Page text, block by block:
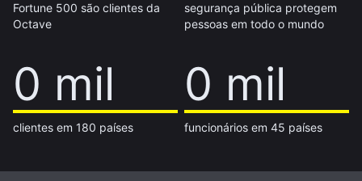
Fortune 500 são clientes da
Octave
segurança pública protegem
pessoas em todo o mundo
0 mil
14 mil
clientes em 180 países
0 mil
7 mil
funcionários em 45 países